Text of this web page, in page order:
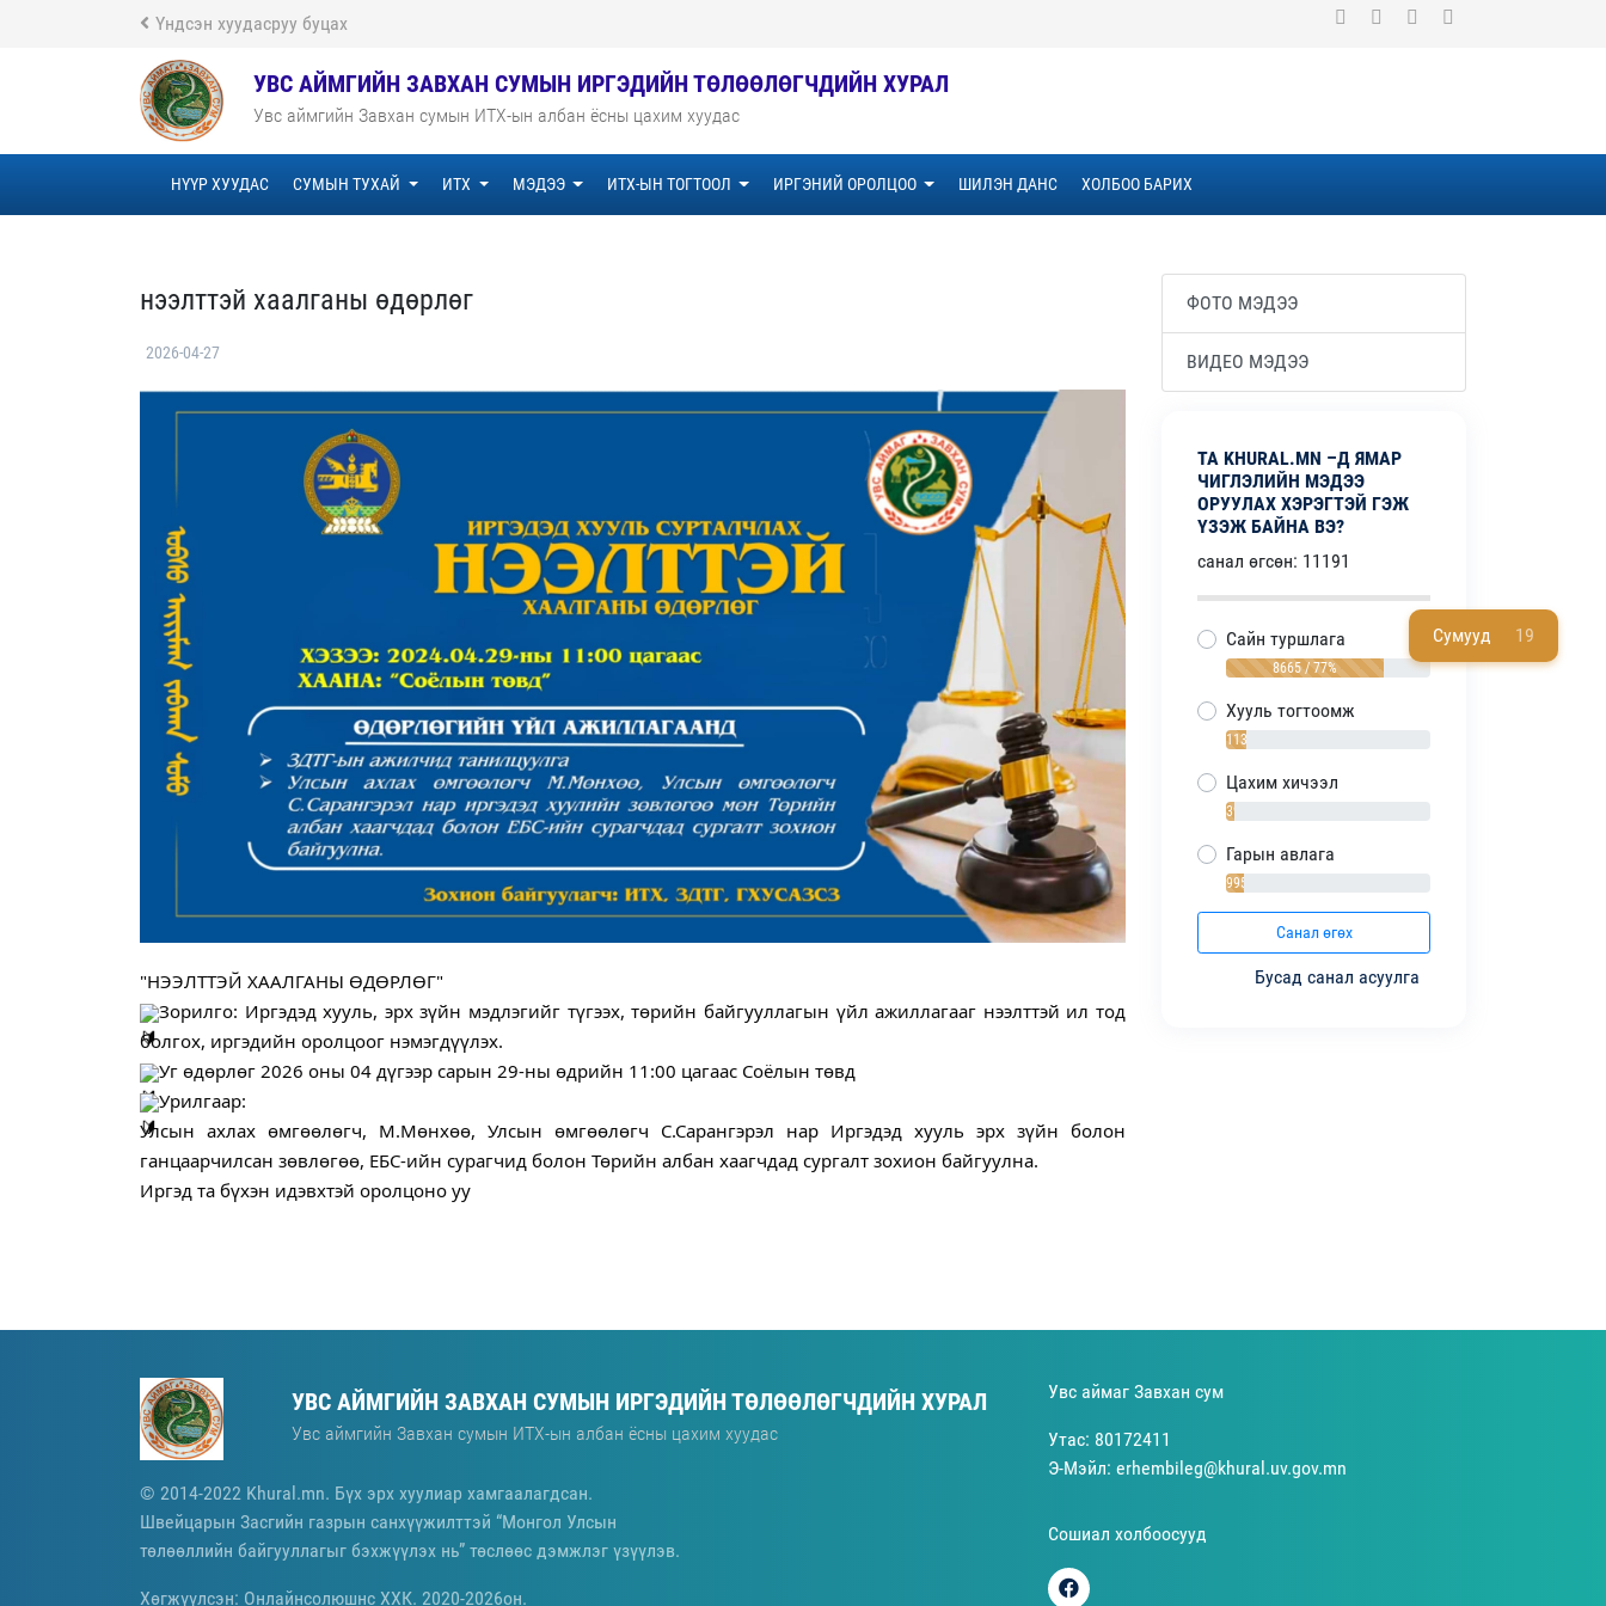
Үндсэн хуудасруу буцах
УВС АЙМГИЙН ЗАВХАН СУМЫН ИРГЭДИЙН ТӨЛӨӨЛӨГЧДИЙН ХУРАЛ
Увс аймгийн Завхан сумын ИТХ-ын албан ёсны цахим хуудас
НҮҮР ХУУДАС СУМЫН ТУХАЙ ИТХ МЭДЭЭ ИТХ-ЫН ТОГТООЛ ИРГЭНИЙ ОРОЛЦОО ШИЛЭН ДАНС ХОЛБОО БАРИХ
Сумууд 19
нээлттэй хаалганы өдөрлөг
2026-04-27
"НЭЭЛТТЭЙ ХААЛГАНЫ ӨДӨРЛӨГ"
Зорилго: Иргэдэд хууль, эрх зүйн мэдлэгийг түгээх, төрийн байгууллагын үйл ажиллагааг нээлттэй ил тод
болгох, иргэдийн оролцоог нэмэгдүүлэх.
Уг өдөрлөг 2026 оны 04 дүгээр сарын 29-ны өдрийн 11:00 цагаас Соёлын төвд
Урилгаар:
Улсын ахлах өмгөөлөгч, М.Мөнхөө, Улсын өмгөөлөгч С.Сарангэрэл нар Иргэдэд хууль эрх зүйн болон
ганцаарчилсан зөвлөгөө, ЕБС-ийн сурагчид болон Төрийн албан хаагчдад сургалт зохион байгуулна.
Иргэд та бүхэн идэвхтэй оролцоно уу
ФОТО МЭДЭЭ
ВИДЕО МЭДЭЭ
ТА KHURAL.MN –Д ЯМАР
ЧИГЛЭЛИЙН МЭДЭЭ
ОРУУЛАХ ХЭРЭГТЭЙ ГЭЖ
ҮЗЭЖ БАЙНА ВЭ?
санал өгсөн: 11191
Сайн туршлага
8665 / 77%
Хууль тогтоомж
1138 / 10%
Цахим хичээл
393 / 4%
Гарын авлага
995 / 9%
Санал өгөх
Бусад санал асуулга
УВС АЙМГИЙН ЗАВХАН СУМЫН ИРГЭДИЙН ТӨЛӨӨЛӨГЧДИЙН ХУРАЛ
Увс аймгийн Завхан сумын ИТХ-ын албан ёсны цахим хуудас
© 2014-2022 Khural.mn. Бүх эрх хуулиар хамгаалагдсан.
Швейцарын Засгийн газрын санхүүжилттэй “Монгол Улсын
төлөөллийн байгууллагыг бэхжүүлэх нь” төслөөс дэмжлэг үзүүлэв.
Хөгжүүлсэн: Онлайнсолюшнс ХХК. 2020-2026он.
Увс аймаг Завхан сум
Утас: 80172411
Э-Мэйл: erhembileg@khural.uv.gov.mn
Сошиал холбоосууд